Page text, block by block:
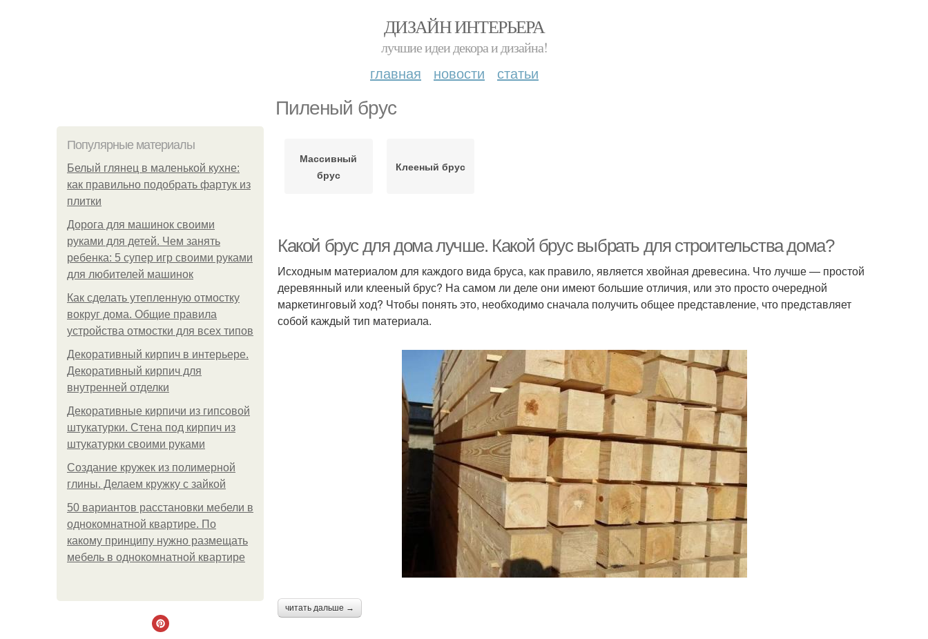
ДИЗАЙН ИНТЕРЬЕРА
лучшие идеи декора и дизайна!
главная новости статьи
Пиленый брус
Популярные материалы
Белый глянец в маленькой кухне:
как правильно подобрать фартук из
плитки
Дорога для машинок своими
руками для детей. Чем занять
ребенка: 5 супер игр своими руками
для любителей машинок
Как сделать утепленную отмостку
вокруг дома. Общие правила
устройства отмостки для всех типов
Декоративный кирпич в интерьере.
Декоративный кирпич для
внутренней отделки
Декоративные кирпичи из гипсовой
штукатурки. Стена под кирпич из
штукатурки своими руками
Создание кружек из полимерной
глины. Делаем кружку с зайкой
50 вариантов расстановки мебели в
однокомнатной квартире. По
какому принципу нужно размещать
мебель в однокомнатной квартире
Массивный
брус
Клееный брус
Какой брус для дома лучше. Какой брус выбрать для строительства дома?
Исходным материалом для каждого вида бруса, как правило, является хвойная древесина. Что лучше — простой
деревянный или клееный брус? На самом ли деле они имеют большие отличия, или это просто очередной
маркетинговый ход? Чтобы понять это, необходимо сначала получить общее представление, что представляет
собой каждый тип материала.
читать дальше →